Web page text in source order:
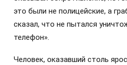
это были не полицейские, а
сказал, что не пытался
телефон».
Человек, оказавший столь